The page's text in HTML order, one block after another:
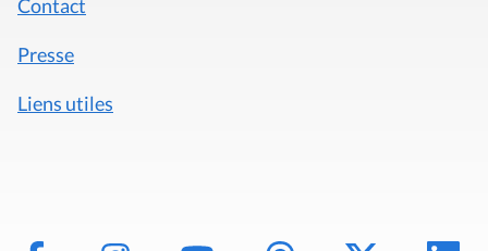
Contact
Presse
Liens utiles